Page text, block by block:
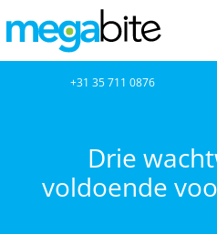
naar
inhoud
Netwerkbeheer
+31 35 711 0876
Drie
voldoende